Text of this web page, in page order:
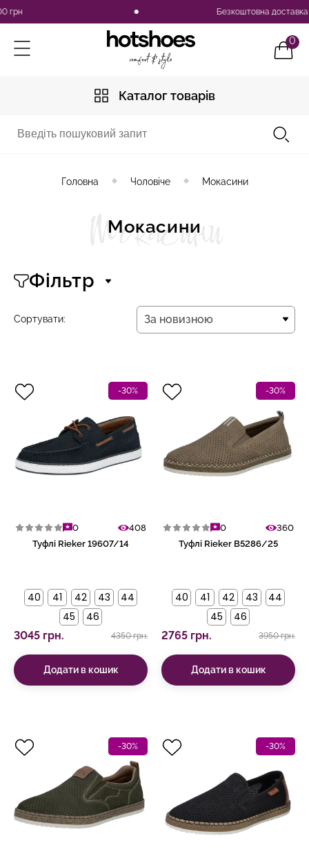
Безкоштовна доставка по
0
Каталог товарів
Головна Чоловіче Мокасини
Мокасини
Мокасини
Фільтр
Сортувати:
За новизною
За новизною
-30%
0
408
Туфлі Rieker 19607/14
40 41 42 43
44
45
46
3045 грн. 4350 грн.
Додати в кошик
-30%
0
360
Туфлі Rieker B5286/25
40 41 42 43
44
45
46
2765 грн. 3950 грн.
Додати в кошик
-30% -30%